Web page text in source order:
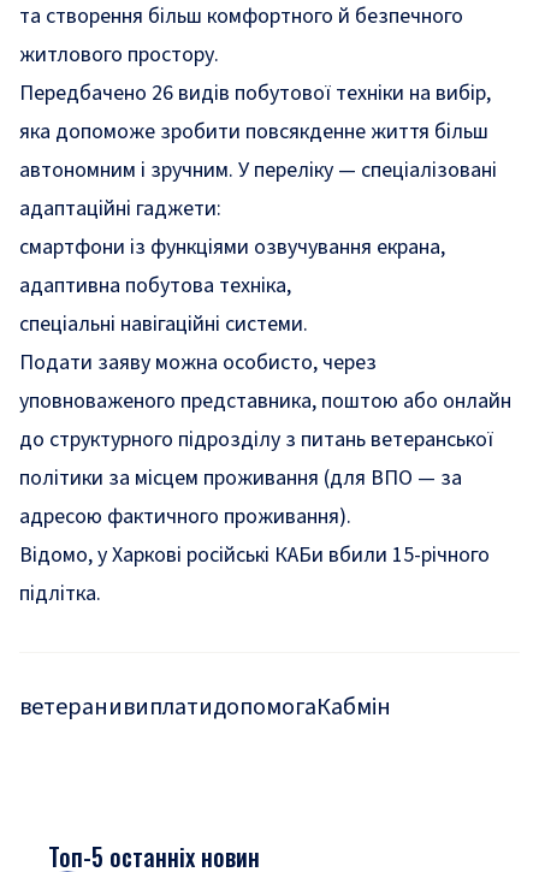
та створення більш комфортного й безпечного
житлового простору.
Передбачено 26 видів побутової техніки на вибір,
яка допоможе зробити повсякденне життя більш
автономним і зручним. У переліку — спеціалізовані
адаптаційні гаджети:
смартфони із функціями озвучування екрана,
адаптивна побутова техніка,
спеціальні навігаційні системи.
Подати заяву можна особисто, через
уповноваженого представника, поштою або онлайн
до структурного підрозділу з питань ветеранської
політики за місцем проживання (для ВПО — за
адресою фактичного проживання).
Відомо,у Харкові російські КАБи вбили 15-річного
підлітка.
ветеранивиплатидопомогаКабмін
Топ-5 останніх новин